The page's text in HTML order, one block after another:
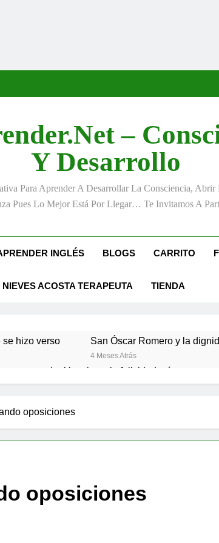
–
Y Desarrollo
Para Aprender A Desarrollar La Consciencia,
Pues Lo Mejor Está Por Llegar… Te Invitamos A
INGLÉS BLOGS CARRITO
NIEVES ACOSTA TERAPEUTA TIENDA
hizo verso San Óscar Romero y la
4 Meses Atrás
«La kinesina y la felicidad: cómo una
9 Meses Atrás
Wilber y Rahner en diálogo
oposiciones
oposiciones